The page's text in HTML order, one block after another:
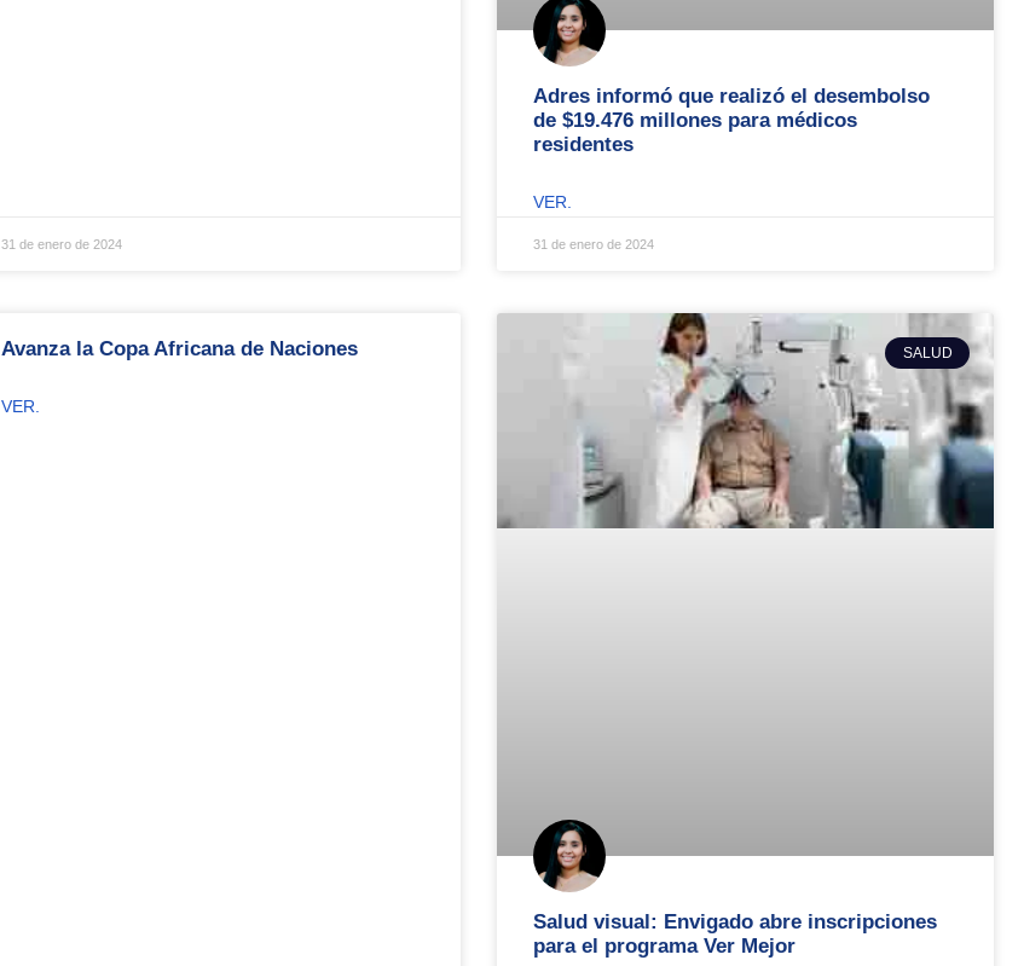
31 de enero de 2024
Adres informó que realizó el desembolso
de $19.476 millones para médicos
residentes
VER.
31 de enero de 2024
Avanza la Copa Africana de Naciones
VER.
SALUD
Salud visual: Envigado abre inscripciones
para el programa Ver Mejor